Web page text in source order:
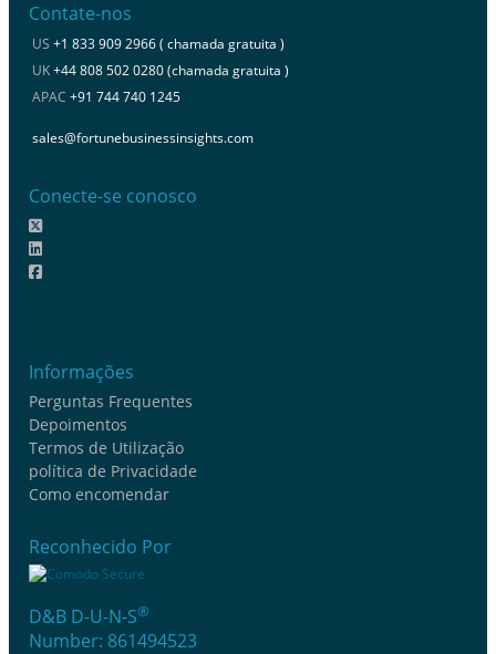
Contate-nos
US +1 833 909 2966 ( chamada gratuita )
UK+44 808 502 0280 (chamada gratuita )
APAC +91 744 740 1245
sales@fortunebusinessinsights.com
Conecte-se conosco
Informações
Perguntas Frequentes
Depoimentos
Termos de Utilização
política de Privacidade
Como encomendar
Reconhecido Por
D&B D-U-N-S®
Number: 861494523